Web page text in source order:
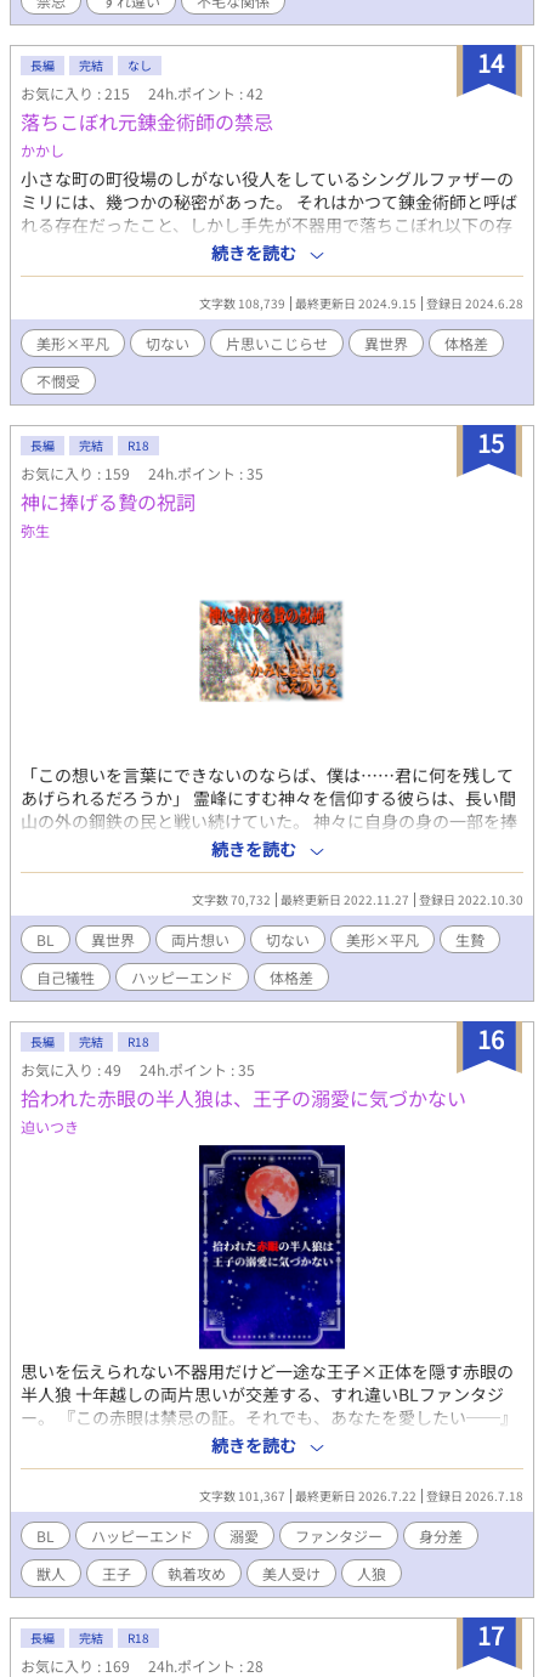
14
長編 完結 なし
お気に入り : 215 24h.ポイント : 42
落ちこぼれ元錬金術師の禁忌
かかし
小さな町の町役場のしがない役人をしているシングルファザーの
ミリには、幾つかの秘密があった。 それはかつて錬金術師と呼ば
れる存在だったこと、しかし手先が不器用で落ちこぼれ以下の存
在だったこと。 たった一つの錬金術だけを成功させていたが、そ
の成功させた錬金術のこと。 そして、連れている息子の正体。 こ
れらはミリにとって重罪そのものであり、それでいて、ミリの人
生の総てであった。 腹黒いエリート美形ゴリマッチョ騎士×不器
用不憫そばかすガリ平凡 ほんのり脇CP（付き合ってない）の要素
ありますので苦手な方はご注意を。 Xで呟いたものが元ネタなの
ですが、書けば書く程コレジャナイ感。 男性妊娠は無いです。 ２
０２４/９/１５ 完結しました！♡やエール、ブクマにコメント
本当にありがとうございました！
続きを読む
文字数 108,739 最終更新日 2024.9.15 登録日 2024.6.28
美形×平凡 切ない 片思いこじらせ 異世界
体格差
不憫受
15
長編 完結 R18
お気に入り : 159 24h.ポイント : 35
神に捧げる贄の祝詞
弥生
「この想いを言葉にできないのならば、僕は……君に何を残して
あげられるだろうか」 霊峰にすむ神々を信仰する彼らは、長い間
山の外の鋼鉄の民と戦い続けていた。 神々に自身の身の一部を捧
げ、その対価に人ならざる力を得る。 そうやって神々との盟約に
より霊峰を守ってきた。 平凡な赤銅色の少年は、才能豊かで優し
い幼馴染の少年への想いを持ちながらも口を噤む。 彼は出来損な
いの自分とは違い、『民を導く戦神』と告げられるほどに人から
望まれていた。 ……美しく優秀な自分の双子の妹との婚姻が整う
までに。 同性への情を忌避される民族において、ほのかに灯る幼
馴染の少年への想い。 言葉にできない想いを抱え、明日、成人の
義を迎える少年たちは、最後の教えを受ける。 これは神と人、犠
牲と祝福の物語。 告げられない気持ちを胸に抱き、少年たちは何
を望み、何を得るのだろうか。 ※こちらの物語は残酷な世界での
物語となります。 禁忌とされる事項はこの世界においての概念
となります。 ハッピーエンド予定ですが、作者の概念によりま
す。 願わくば、最後まで二人の行く末を見守ってくださると
幸いです。 ムーライトノベルのほうでも掲載はじめました。
11/21 本編完結しました！ 11/27 おまけ完結しました！
続きを読む
文字数 70,732 最終更新日 2022.11.27 登録日 2022.10.30
BL 異世界 両片想い 切ない 美形×平凡
生贄
自己犠牲
ハッピーエンド 体格差
16
長編 完結 R18
お気に入り : 49 24h.ポイント : 35
拾われた赤眼の半人狼は、王子の溺愛に気づかない
迫いつき
思いを伝えられない不器用だけど一途な王子×正体を隠す赤眼の
半人狼 十年越しの両片思いが交差する、すれ違いBLファンタジ
ー。 『この赤眼は禁忌の証。それでも、あなたを愛したい──』
十年前、自分を救い、新たな名前を与えてくれたあの日から、イ
グナスは王子であるアルフレッドに恋をしている。 王子の侍従と
して彼を支えるイグナスだったが、実は誰にも言えない秘密があ
った。 それは、自分が人狼と人間の血を引く”半人狼”であるこ
と。 赤い瞳。 それは、人間と人狼の血を引く禁忌の証。 正体が
知られれば、もう王子の隣にはいられない。 だから半人狼だとい
うことも、王子への想いも胸にしまい、ただ侍従として彼を支え
続けると決めていたけれど。 王子に婚約話が持ち上がったことを
きっかけに、二人の関係が大きく動き出す。 互いを想いながら
も、すれ違う二人を温かく見てあげてください。
続きを読む
文字数 101,367 最終更新日 2026.7.22 登録日 2026.7.18
BL ハッピーエンド 溺愛 ファンタジー
身分差
獣人
王子 執着攻め 美人受け 人狼
17
長編 完結 R18
お気に入り : 169 24h.ポイント : 28